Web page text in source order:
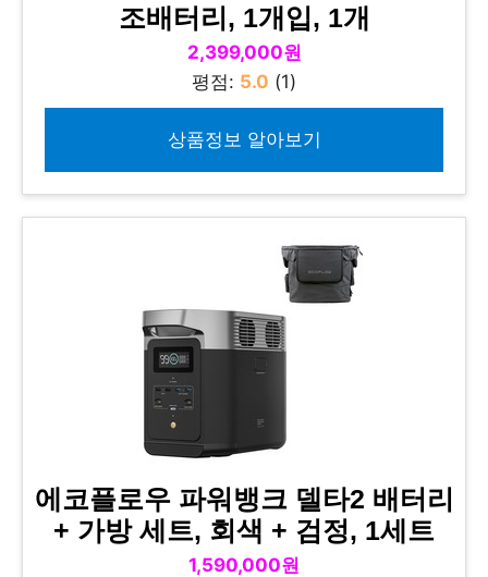
조배터리, 1개입, 1개
2,399,000원
평점: 5.0 (1)
상품정보 알아보기
에코플로우 파워뱅크 델타2 배터리
+ 가방 세트, 회색 + 검정, 1세트
1,590,000원